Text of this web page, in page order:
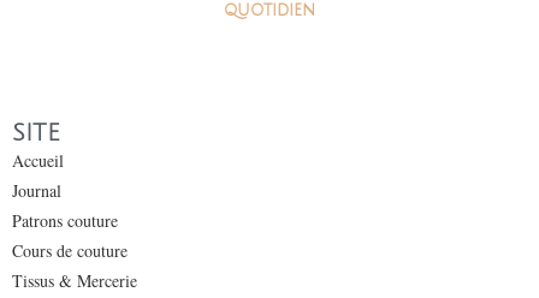
quotidien
SITE
Accueil
Journal
Patrons couture
Cours de couture
Tissus & Mercerie